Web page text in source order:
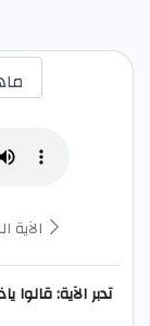
الآية
تدبر الآية: